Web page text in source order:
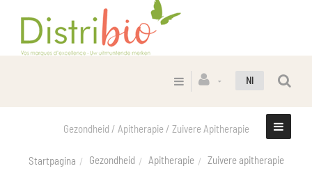
Nl
Gezondheid / Apitherapie / Zuivere Apitherapie
Startpagina Gezondheid Apitherapie Zuivere apitherapie